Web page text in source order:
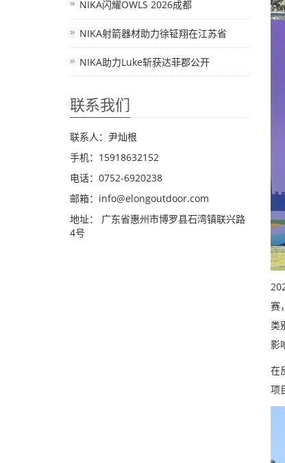
赛
类
影
在
项
NIKA闪耀OWLS 2026成都
NIKA射箭器材助力徐钲翔在江苏省
NIKA助力Luke斩获达菲郡公开
联系我们
联系人：尹灿根
手机：15918632152
电话：0752-6920238
邮箱： info@elongoutdoor.com
地址： 广东省惠州市博罗县石湾镇联兴路
4号